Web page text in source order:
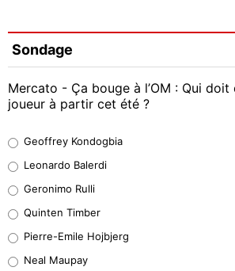
Sondage
Mercato - Ça bouge à l’OM : Qui
joueur à partir cet été ?
38%
32%
5%
Geoffrey Kondogbia
Leonardo Balerdi
Geronimo Rulli
Quinten Timber
Pierre-Emile Hojbjerg
Neal Maupay